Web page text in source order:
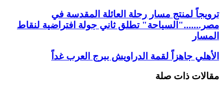
ترويجاً لمنتج مسار رحلة العائلة المقدسة في
مصر......."السياحة" تطلق ثاني جولة افتراضية لنقاط
المسار
الأهلي جاهزاً لقمة الدراويش ببرج العرب غداً
مقالات ذات صلة